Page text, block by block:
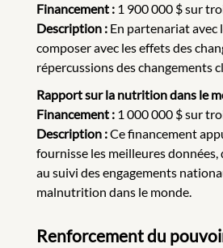
Financement : 1 900 000 $ sur
Description : En partenariat avec
composer avec les effets des
répercussions des changements
Rapport sur la nutrition dans le
Financement : 1 000 000 $ sur
Description :Ce financement
fournisse les meilleures
au suivi des engagements
malnutrition dans le monde.
Renforcement du